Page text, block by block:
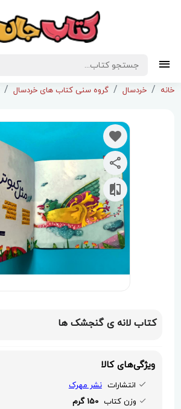
خانه خردسال گروه سنی کتاب های خردسال
کتاب لانه ی گنجشک ها
ویژگی‌های کالا
انتشارات نشر مهرک
وزن کتاب 150 گرم